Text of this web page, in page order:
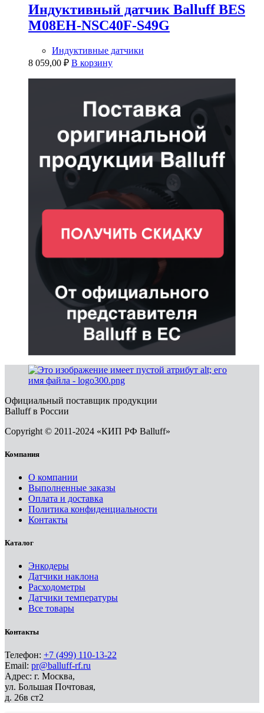
Индуктивный датчик Balluff BES
M08EH-NSC40F-S49G
Индуктивные датчики
8 059,00 ₽ В корзину
Официальный поставщик продукции
Balluff в России
Copyright © 2011-2024 «КИП РФ Balluff»
Компания
О компании
Выполненные заказы
Оплата и доставка
Политика конфиденциальности
Контакты
Каталог
Энкодеры
Датчики наклона
Расходометры
Датчики температуры
Все товары
Контакты
Телефон: +7 (499) 110-13-22
Email: pr@balluff-rf.ru
Адрес: г. Москва,
ул. Большая Почтовая,
д. 26в ст2